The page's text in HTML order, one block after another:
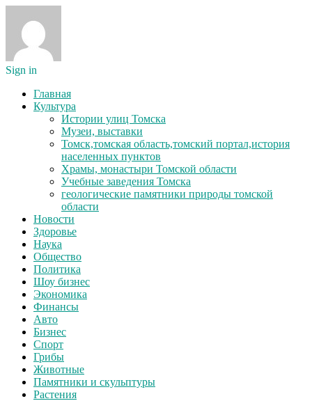
Sign in
Главная
Культура
Истории улиц Томска
Музеи, выставки
Томск,томская область,томский портал,история
населенных пунктов
Храмы, монастыри Томской области
Учебные заведения Томска
геологические памятники природы томской
области
Новости
Здоровье
Наука
Общество
Политика
Шоу бизнес
Экономика
Финансы
Авто
Бизнес
Спорт
Грибы
Животные
Памятники и скульптуры
Растения